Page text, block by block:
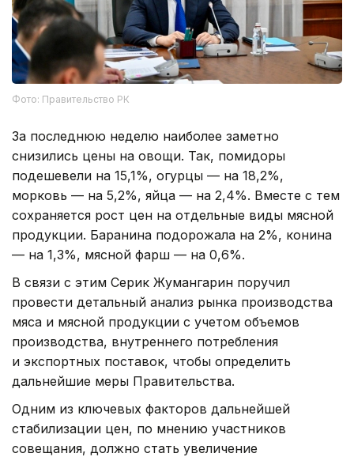
Фото: Правительство РК
За последнюю неделю наиболее заметно
снизились цены на овощи. Так, помидоры
подешевели на 15,1%, огурцы — на 18,2%,
морковь — на 5,2%, яйца — на 2,4%. Вместе с тем
сохраняется рост цен на отдельные виды мясной
продукции. Баранина подорожала на 2%, конина
— на 1,3%, мясной фарш — на 0,6%.
В связи с этим Серик Жумангарин поручил
провести детальный анализ рынка производства
мяса и мясной продукции с учетом объемов
производства, внутреннего потребления
и экспортных поставок, чтобы определить
дальнейшие меры Правительства.
Одним из ключевых факторов дальнейшей
стабилизации цен, по мнению участников
совещания, должно стать увеличение